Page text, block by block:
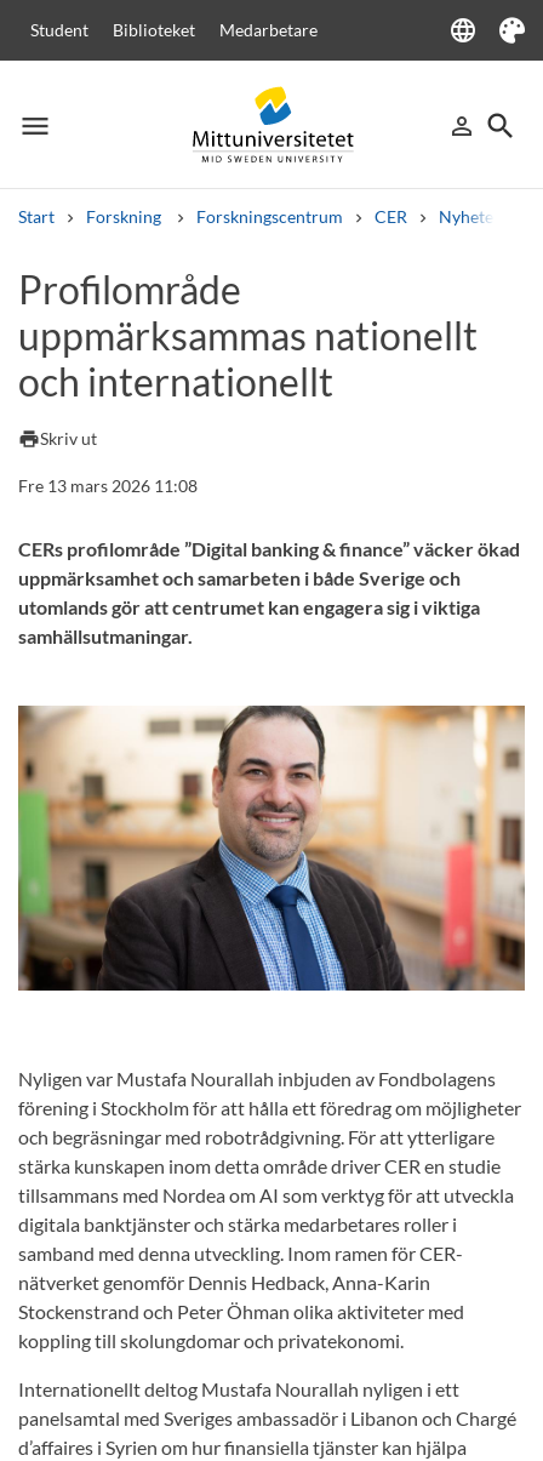
Student Biblioteket Medarbetare language
Language
Tema
menu
Meny person_outline
Logga in
search
Sök
Start Forskning Forskningscentrum CER Nyheter från
Andra söktjänster
Kurser och program KursplanerVälkomstbrev Personal
Lediga jobb
Profilområde
uppmärksammas nationellt
och internationellt
printSkriv ut
Fre 13 mars 2026 11:08
CERs profilområde ”Digital banking & finance” väcker ökad
uppmärksamhet och samarbeten i både Sverige och
utomlands gör att centrumet kan engagera sig i viktiga
samhällsutmaningar.
Nyligen var Mustafa Nourallah inbjuden av Fondbolagens
förening i Stockholm för att hålla ett föredrag om möjligheter
och begräsningar med robotrådgivning. För att ytterligare
stärka kunskapen inom detta område driver CER en studie
tillsammans med Nordea om AI som verktyg för att utveckla
digitala banktjänster och stärka medarbetares roller i
samband med denna utveckling. Inom ramen för CER-
nätverket genomför Dennis Hedback, Anna-Karin
Stockenstrand och Peter Öhman olika aktiviteter med
koppling till skolungdomar och privatekonomi.
Internationellt deltog Mustafa Nourallah nyligen i ett
panelsamtal med Sveriges ambassadör i Libanon och Chargé
d’affaires i Syrien om hur finansiella tjänster kan hjälpa